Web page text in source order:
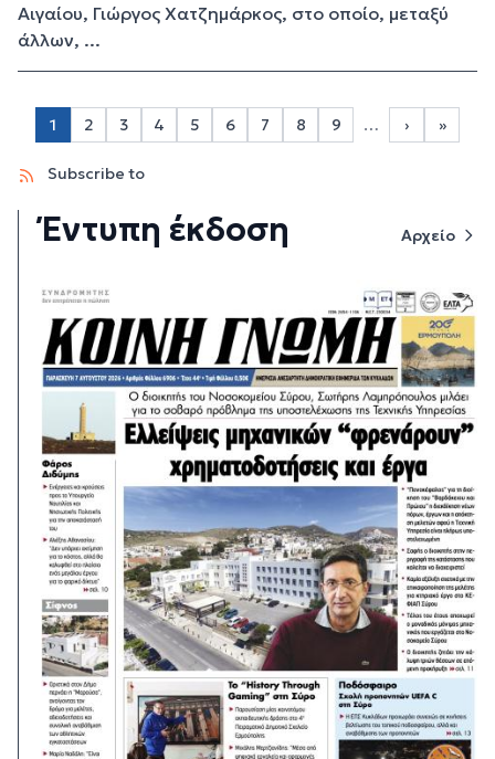
Αιγαίου, Γιώργος Χατζημάρκος, στο οποίο, μεταξύ
άλλων, ...
Σελιδοποίηση
1 Page 2
2 Page 3
3 Page 4
4 Page 5
5 Page 6
6 Page 7
7 Page 8
8 Page 9
9 …
Next page
›
Last
»
Subscribe to
Έντυπη έκδοση Αρχείο